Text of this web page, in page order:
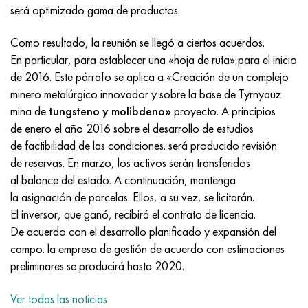
será optimizado gama de productos.
Como resultado, la reunión se llegó a ciertos acuerdos.
En particular, para establecer una «hoja de ruta» para el inicio
de 2016. Este párrafo se aplica a «Creación de un complejo
minero metalúrgico innovador y sobre la base de Tyrnyauz
mina de tungsteno y molibdeno»proyecto. A principios
de enero el año 2016 sobre el desarrollo de estudios
de factibilidad de las condiciones. será producido revisión
de reservas. En marzo, los activos serán transferidos
al balance del estado. A continuación, mantenga
la asignación de parcelas. Ellos, a su vez, se licitarán.
El inversor, que ganó, recibirá el contrato de licencia.
De acuerdo con el desarrollo planificado y expansión del
campo. la empresa de gestión de acuerdo con estimaciones
preliminares se producirá hasta 2020.
Ver todas las noticias
Incotherm
incotest
Jette M152
Cobalto 6B
maraging 250
René 41
Maraging 300
Maraging 350
47ND
47НХР
49KF
49K2F, 49K2FA-VI
Aleación 50N
Aleación 50NP
50NHS
Aleación 52N
HN62VMYUT
HN62MVKYU
HN63MB
XN65VM
KhN65VMTYu
KhN67MVTYu
KhN68VKTYU
KhN68VMTYUK-vd
VT-35
PT-1M
PT-3V
PT-7M
2B
SPT-2 sv
A LAS 3
3M
1.4466 - AISI 310MoLn
Aleación Al6xn
15-7Ph® - 1.4532
PH 13-8 meses - 1.4534
1.4542 - 17-4Ph®
Custom 455® - 1.4543 - uns s45500
1.4545 - 15-5Ph®
1.4548 - 17-4Ph®
10X17H13M3T
10X18N18Yu4D
11X11N2V2MF
12Х18Н9Т
13X11N2V2MF
15x11mf
15х12vnmf
15Х12Н2MVFAB
2,0872, CuNi10Fe1Mn, Cw352h
Bronce aluminio silicio
CW301G, C64200
bronce de silicio
C65500, CuAl11Fe3
C65620, CuSi3Fe2Zn3
C65100, CuSi1.5
Bronce estaño-plomo
latón rojo
C84400, CuSn2ZnPb
C83600, CuSn5ZnPb
45G2, 45g2, AISI 1144
Aleación de acero estructural
10g2, 10g2, AISI 1513
12X2H4A, 15NiCr13, 1.5752
AC14, 11SMnPb30
20G, 20mn5
20XH3A, AISI 4320, 20hn3a
20HM, 24CrMo5, 20hm
Р6М5, 1.3343, hs6-5-2, sw7m
Р6М5К5, 1.3243, hs6-5-2-5
R6M5F3, 1.3344, hs6-5-3
9М4К8,1.3207
R12F3, 1.3318, sw12
P18, 1,3355, hs18-0-1, sw18
Acero carbono
10,1.1645, C105W1